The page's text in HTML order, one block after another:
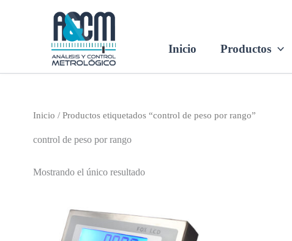
Inicio Productos
Inicio / Productos etiquetados “control de peso por rango”
control de peso por rango
Mostrando el único resultado